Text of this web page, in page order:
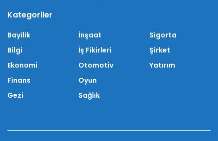
Kategoriler
Bayilik
Bilgi
Ekonomi
Finans
Gezi
İnşaat
İş Fikirleri
Otomotiv
Oyun
Sağlık
Sigorta
Şirket
Yatırım